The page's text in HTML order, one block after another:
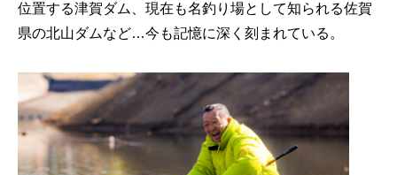
位置する津賀ダム、現在も名釣り場として知られる佐賀
県の北山ダムなど…今も記憶に深く刻まれている。